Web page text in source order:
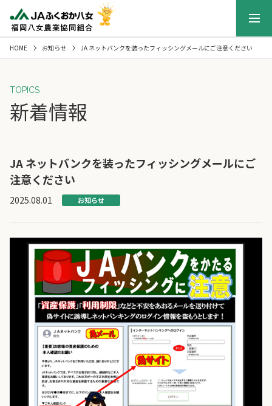
HOME お知らせ JA ネットバンクを装ったフィッシングメールにご注意ください
TOPICS
新着情報
JA ネットバンクを装ったフィッシングメールにご
注意ください
2025.08.01 お知らせ